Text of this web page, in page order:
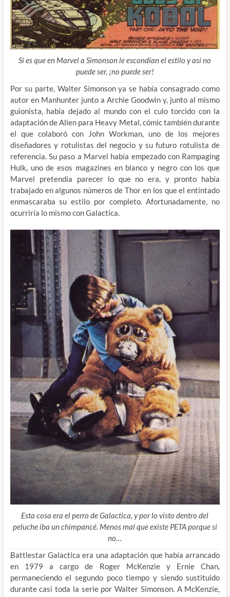
Si es que en Marvel a Simonson le escondían el estilo y así no
puede ser, ¡no puede ser!
Por su parte, Walter Simonson ya se había consagrado como
autor en Manhunter junto a Archie Goodwin y, junto al mismo
guionista, había dejado al mundo con el culo torcido con la
adaptación de Alien para Heavy Metal, cómic también durante
el que colaboró con John Workman, uno de los mejores
diseñadores y rotulistas del negocio y su futuro rotulista de
referencia. Su paso a Marvel había empezado con Rampaging
Hulk, uno de esos magazines en blanco y negro con los que
Marvel pretendía parecer lo que no era, y pronto había
trabajado en algunos números de Thor en los que el entintado
enmascaraba su estilo por completo. Afortunadamente, no
ocurriría lo mismo con Galactica.
Esta cosa era el perro de Galactica, y por lo visto dentro del
peluche iba un chimpancé. Menos mal que existe PETA porque si
no…
Battlestar Galactica era una adaptación que había arrancado
en 1979 a cargo de Roger McKenzie y Ernie Chan,
permaneciendo el segundo poco tiempo y siendo sustituido
durante casi toda la serie por Walter Simonson. A McKenzie,